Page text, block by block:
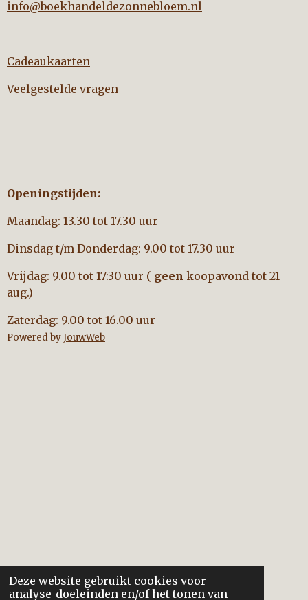
Deze website gebruikt cookies voor
analyse-doeleinden en/of het tonen van
info@boekhandeldezonnebloem.nl
Cadeaukaarten
Veelgestelde vragen
Openingstijden:
Maandag: 13.30 tot 17.30 uur
Dinsdag t/m Donderdag: 9.00 tot 17.30 uur
Vrijdag: 9.00 tot 17:30 uur ( geen koopavond tot 21
aug.)
Zaterdag: 9.00 tot 16.00 uur
Powered byJouwWeb